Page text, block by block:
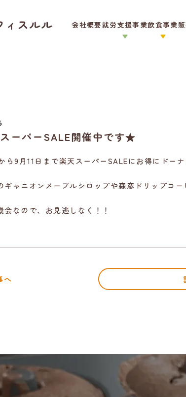
会社概要就労支援事業飲食事業
ーパーSALE開催中です★
ら9月11日まで楽天スーパーSALEにお得にドーナ
ギャニオンメープルシロップや森彦ドリップコー
会なので、お見逃しなく！！
へ